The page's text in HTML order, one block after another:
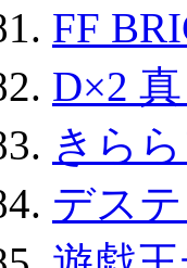
FF
D×2
きら
デス